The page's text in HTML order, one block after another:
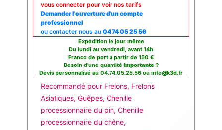
vous connecter pour voir nos tarifs
Demander l'ouverture d'un compte
professionnel
ou contacter nous au 04 74 05 25 56
Expédition le jour même
Du lundi au vendredi, avant 14h
Franco de port à partir de 150 €
Besoin d'une quantité importante?
Devis personnalisé au 04.74.05.25.56 ou info@k3d.fr
Recommandé pour Frelons, Frelons
Asiatiques, Guêpes, Chenille
processionnaire du pin, Chenille
processionnaire du chêne,